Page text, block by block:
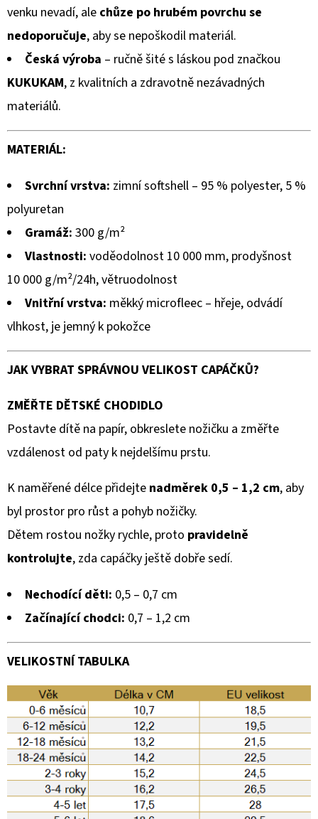
venku nevadí, ale chůze po hrubém povrchu se
nedoporučuje, aby se nepoškodil materiál.
Česká výroba – ručně šité s láskou pod značkou
KUKUKAM, z kvalitních a zdravotně nezávadných
materiálů.
MATERIÁL:
Svrchní vrstva: zimní softshell – 95 % polyester, 5 %
polyuretan
Gramáž: 300 g/m²
Vlastnosti: voděodolnost 10 000 mm, prodyšnost
10 000 g/m²/24h, větruodolnost
Vnitřní vrstva: měkký microfleec – hřeje, odvádí
vlhkost, je jemný k pokožce
JAK VYBRAT SPRÁVNOU VELIKOST CAPÁČKŮ?
ZMĚŘTE DĚTSKÉ CHODIDLO
Postavte dítě na papír, obkreslete nožičku a změřte
vzdálenost od paty k nejdelšímu prstu.
K naměřené délce přidejte nadměrek 0,5 – 1,2 cm, aby
byl prostor pro růst a pohyb nožičky.
Dětem rostou nožky rychle, proto pravidelně
kontrolujte, zda capáčky ještě dobře sedí.
Nechodící děti: 0,5 – 0,7 cm
Začínající chodci: 0,7 – 1,2 cm
VELIKOSTNÍ TABULKA